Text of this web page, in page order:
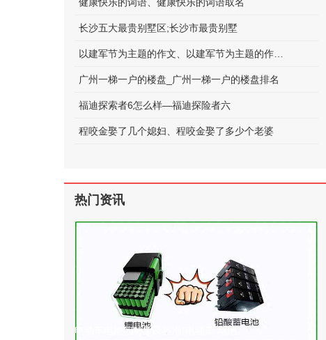
长沙五大最贵别墅区;长沙市最贵别墅
广州一梯一户的楼盘_广州一梯一户的楼盘排名
福迪探索者6怎么样—福迪探险者六
程咬金娶了几个媳妇、程咬金娶了多少个老婆
热门资讯
电动车电池的种类及标准(电动车 电池